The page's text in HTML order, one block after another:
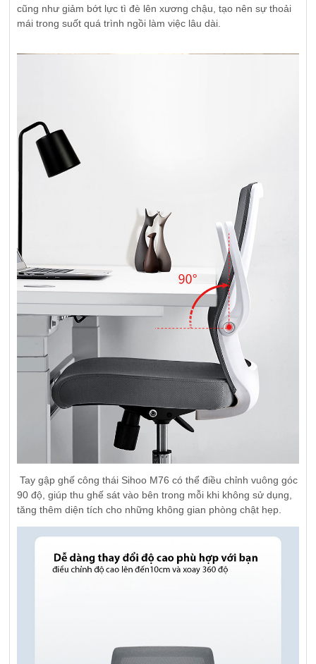
cũng như giảm bớt lực tì đè lên xương chậu, tạo nên sự thoải
mái trong suốt quá trình ngồi làm việc lâu dài.
Tay gập ghế công thái Sihoo M76 có thể điều chỉnh vuông góc
90 độ, giúp thu ghế sát vào bên trong mỗi khi không sử dụng,
tăng thêm diện tích cho những không gian phòng chật hẹp.